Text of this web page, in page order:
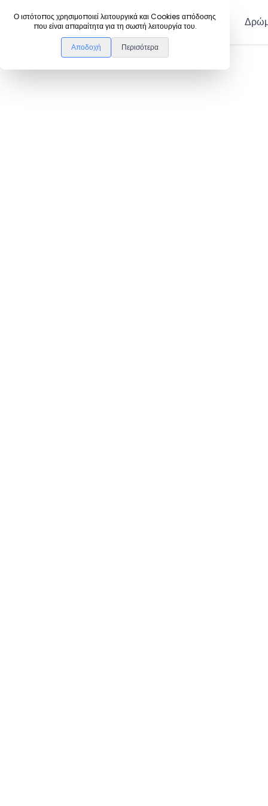
Ο ιστότοπος χρησιμοποιεί λειτουργικά και Cookies απόδοσης
που είναι απαραίτητα για τη σωστή λειτουργία του.
Αποδοχή Περισότερα
DanceLink Μέλη